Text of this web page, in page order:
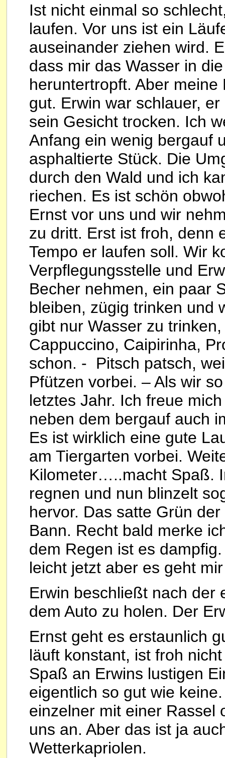
Ist nicht einmal so
laufen. Vor uns ist ein
auseinander ziehen wird.
dass mir das Wasser in
heruntertropft. Aber
gut. Erwin war schlauer,
sein Gesicht trocken. Ich
Anfang ein wenig bergauf
asphaltierte Stück. Die
durch den Wald und ich
riechen. Es ist schön
Ernst vor uns und wir
zu dritt. Erst ist froh, denn
Tempo er laufen soll. Wir
Verpflegungsstelle und
Becher nehmen, ein paar
bleiben, zügig trinken und
gibt nur Wasser zu
Cappuccino, Caipirinha,
schon. - Pitsch patsch,
Pfützen vorbei. – Als wir
letztes Jahr. Ich freue
neben dem bergauf auch
Es ist wirklich eine gute
am Tiergarten vorbei.
Kilometer…..macht Spaß.
regnen und nun blinzelt
hervor. Das satte Grün
Bann. Recht bald merke
dem Regen ist es
leicht jetzt aber es geht
Erwin beschließt nach der
dem Auto zu holen. Der
Ernst geht es erstaunlich
läuft konstant, ist froh
Spaß an Erwins lustigen
eigentlich so gut wie
einzelner mit einer Rassel
uns an. Aber das ist ja
Wetterkapriolen.